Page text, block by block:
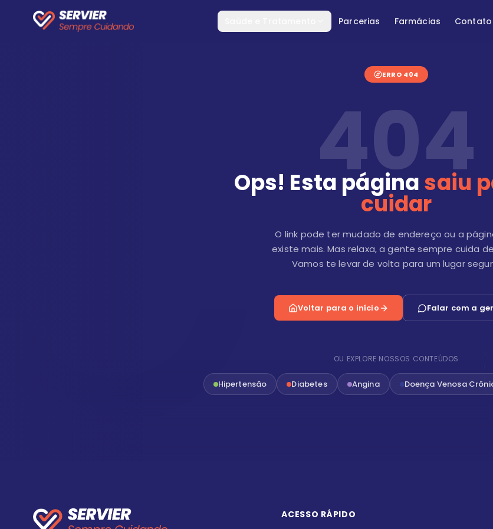
Parcerias Farmácias Contato
ERRO 404
404
Ops! Esta páginasaiu
cuidar
O link pode ter mudado de endereço ou a
existe mais. Mas relaxa, a gente sempre cuida
Vamos te levar de volta para um lugar
Voltar para o início Falar com a
OU EXPLORE NOSSOS CONTEÚDOS
Hipertensão Diabetes Angina Doença Venosa
ACESSO RÁPIDO